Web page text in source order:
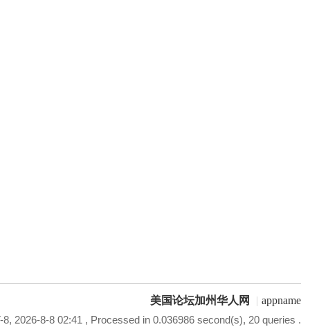
美国论坛加州华人网 | appname
8, 2026-8-8 02:41 , Processed in 0.036986 second(s), 20 queries .